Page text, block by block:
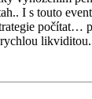
I s touto
počítat…